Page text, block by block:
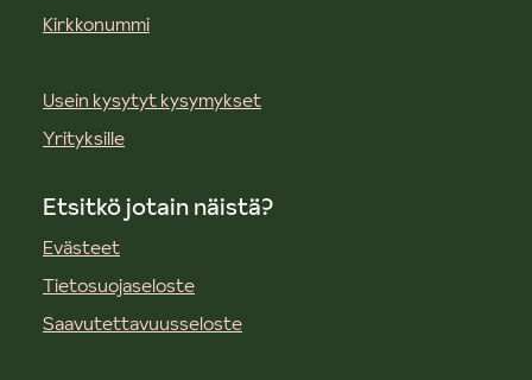
Kirkkonummi
Usein kysytyt kysymykset
Yrityksille
Etsitkö jotain näistä?
Evästeet
Tietosuojaseloste
Saavutettavuusseloste